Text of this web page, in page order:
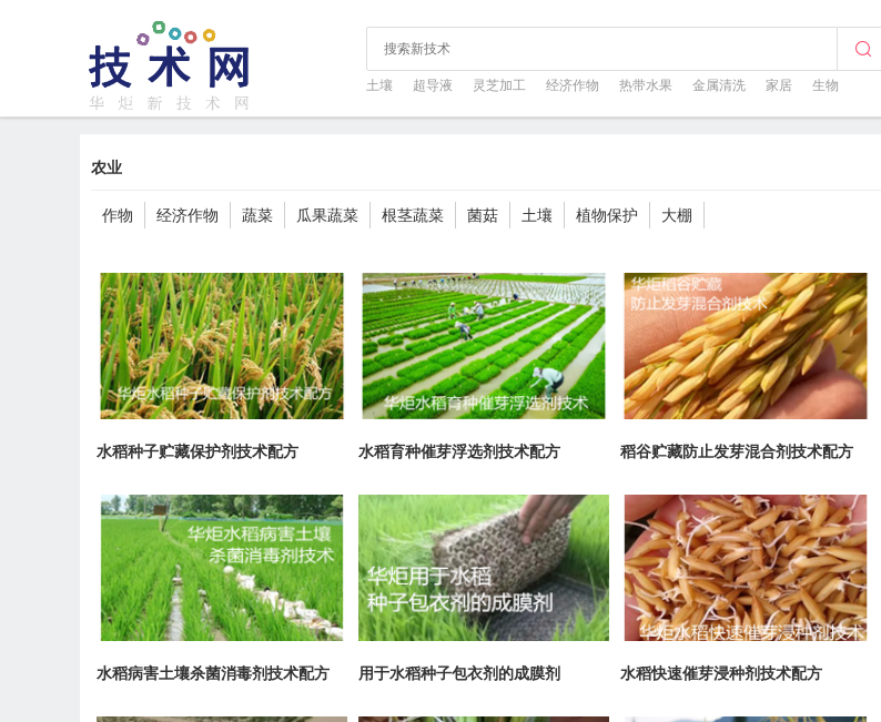
土壤 超导液 灵芝加工 经济作物 热带水果 金属清洗 家居 生物
农业
作物 经济作物 蔬菜 瓜果蔬菜 根茎蔬菜 菌菇 土壤 植物保护 大棚
水稻种子贮藏保护剂技术配方 水稻育种催芽浮选剂技术配方 稻谷贮藏防止发芽混合剂技术配方
水稻病害土壤杀菌消毒剂技术配方 用于水稻种子包衣剂的成膜剂 水稻快速催芽浸种剂技术配方